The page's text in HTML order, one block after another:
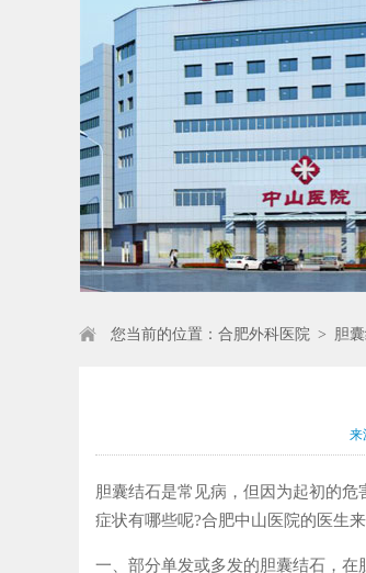
您当前的位置： 合肥外科医院 > 胆
来
胆囊结石是常见病，但因为起初的
症状有哪些呢?合肥中山医院的医生来
一、部分单发或多发的胆囊结石，在